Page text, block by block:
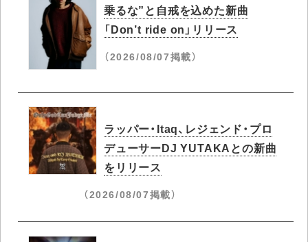
乗るな”と自戒を込めた新曲
「Don’t ride on」リリース
（2026/08/07掲載）
ラッパー・Itaq、レジェンド・プロ
デューサーDJ YUTAKAとの新曲
をリリース
（2026/08/07掲載）